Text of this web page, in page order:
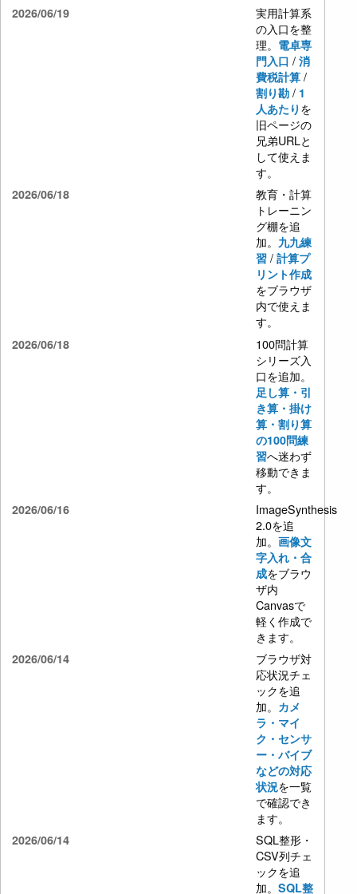
2026/06/19
実用計算系
の入口を整
理。 電卓専
門入口 /消
費税計算 /
割り勘 / 1
人あたり を
旧ページの
兄弟URLと
して使えま
す。
2026/06/18
教育・計算
トレーニン
グ棚を追
加。 九九練
習 /計算プ
リント作成
をブラウザ
内で使えま
す。
2026/06/18
100問計算
シリーズ入
口を追加。
足し算・引
き算・掛け
算・割り算
の100問練
習へ迷わず
移動できま
す。
2026/06/16
ImageSynthesis
2.0を追
加。画像文
字入れ・合
成をブラウ
ザ内
Canvasで
軽く作成で
きます。
2026/06/14
ブラウザ対
応状況チェ
ックを追
加。 カメ
ラ・マイ
ク・センサ
ー・バイブ
などの対応
状況を一覧
で確認でき
ます。
2026/06/14
SQL整形・
CSV列チェ
ックを追
加。SQL整